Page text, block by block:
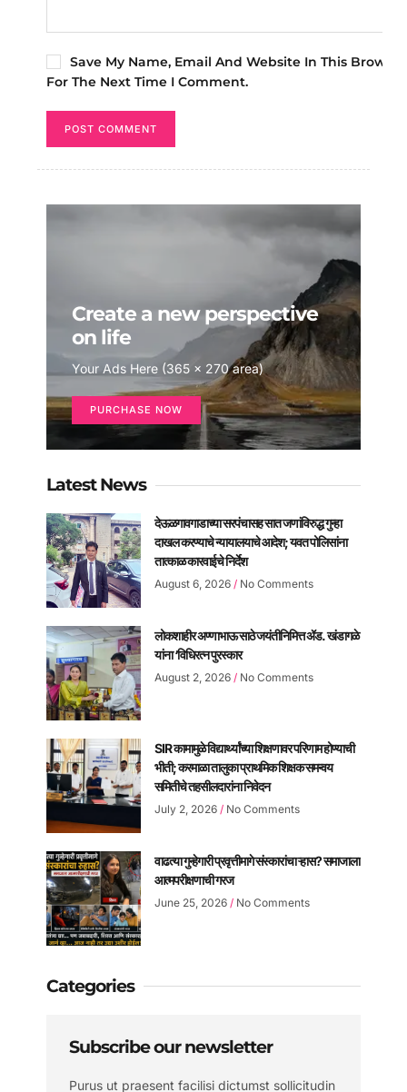
Save My Name, Email And Website In This Browser
For The Next Time I Comment.
POST COMMENT
Create a new perspective
on life
Your Ads Here (365 x 270 area)
PURCHASE NOW
Latest News
देऊळगावगाडाच्या सरपंचासह सात जणांविरुद्ध गुन्हा
दाखल करण्याचे न्यायालयाचे आदेश; यवत पोलिसांना
तात्काळ कारवाईचे निर्देश
August 6, 2026 No Comments
लोकशाहीर अण्णाभाऊ साठे जयंतीनिमित्त ॲड. खंडागळे
यांना ‘विधिरत्न पुरस्कार
August 2, 2026 No Comments
SIR कामामुळे विद्यार्थ्यांच्या शिक्षणावर परिणाम होण्याची
भीती; करमाळा तालुका प्राथमिक शिक्षक समन्वय
समितीचे तहसीलदारांना निवेदन
July 2, 2026 No Comments
वाढत्या गुन्हेगारी प्रवृत्तीमागे संस्कारांचा ऱ्हास? समाजाला
आत्मपरीक्षणाची गरज
June 25, 2026 No Comments
Categories
Subscribe our newsletter
Purus ut praesent facilisi dictumst sollicitudin